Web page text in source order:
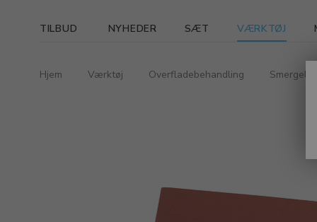
TILBUD NYHEDER SÆT VÆRKTØJ
Hjem Værktøj Overfladebehandling